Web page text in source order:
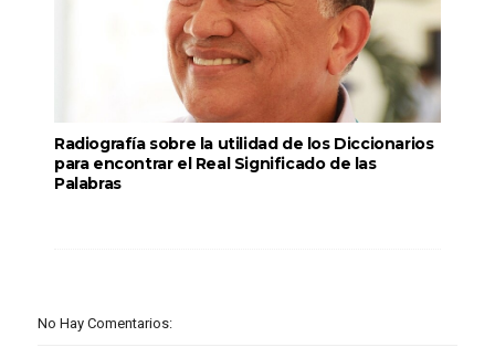
Radiografía sobre la utilidad de los Diccionarios
para encontrar el Real Significado de las
Palabras
No Hay Comentarios: